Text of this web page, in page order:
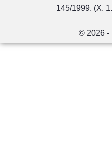
145/1999. (X.
© 2026 -